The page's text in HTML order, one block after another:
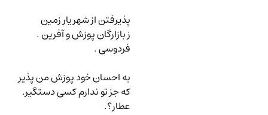
پذیرفتن از شهریار زمین
ز بازارگان پوزش و آفرین .
فردوسی .
به احسان خود پوزش من پذیر
که جز تو ندارم کسی دستگیر.
عطار؟.